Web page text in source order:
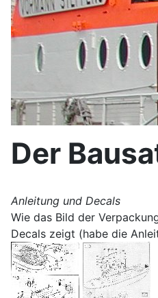
Der
Anleitung und Decals
Wie das Bild der
Decals zeigt (habe die